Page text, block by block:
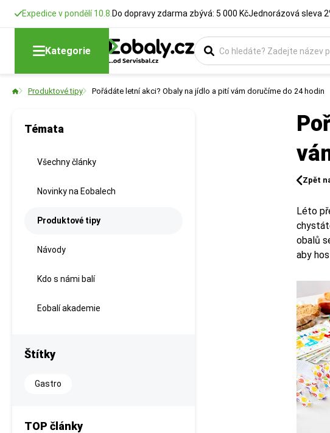
Expedice v pondělí 10.8. Do dopravy zdarma zbývá: 5 000 KčJednorázová sleva
Kategorie
Produktové tipy Pořádáte letní akci? Obaly na jídlo a pití vám doručíme do 24 hodin
Témata
Všechny články
Novinky na Eobalech
Produktové tipy
Návody
Kdo s námi balí
Eobalí akademie
Štítky
Gastro
TOP články
Zpět
Léto
obalů
aby